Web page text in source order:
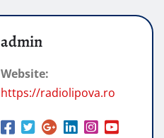
admin
Website:
https://radiolipova.ro